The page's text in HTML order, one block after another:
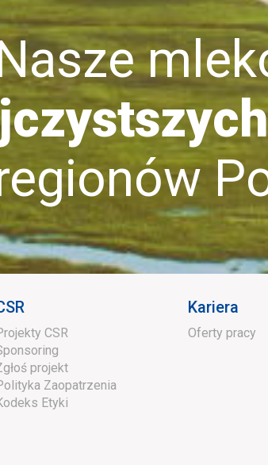
mleko
CSR
projekt
Zaopatrzenia
Etyki
Kariera
Oferty pracy